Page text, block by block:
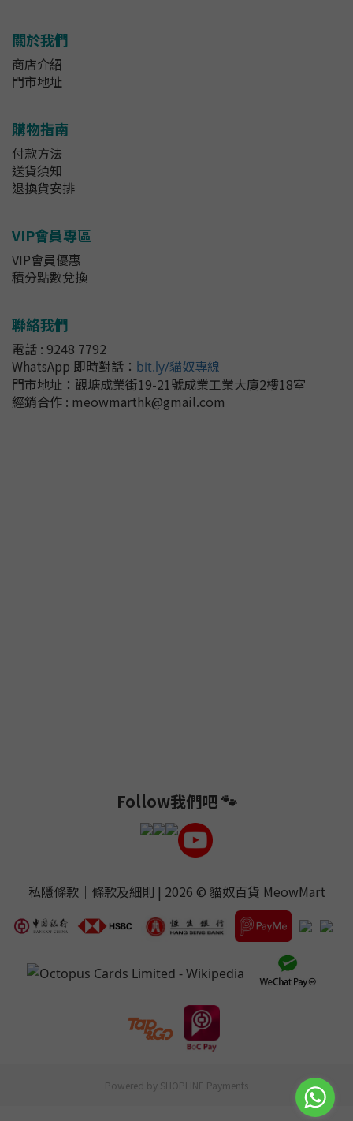
關於我們
商店介紹
門市地址
購物指南
付款方法
送貨須知
退換貨安排
VIP會員專區
VIP會員優惠
積分點數兌換
聯絡我們
電話 : 9248 7792
WhatsApp 即時對話 ： bit.ly/貓奴專線
門市地址： 觀塘成業街19-21號成業工業大廈2樓18室
經銷合作 : meowmarthk@gmail.com
Follow我們吧 🐾
私隱條款｜ 條款及細則 | 2026 © 貓奴百貨 MeowMart
Powered by SHOPLINE Payments